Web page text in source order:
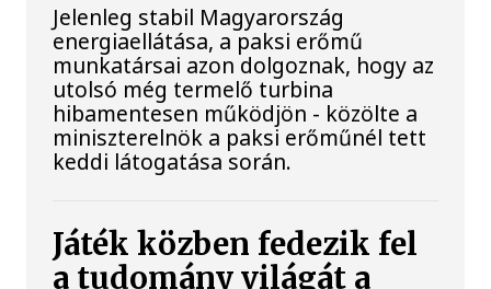
Jelenleg stabil Magyarország
energiaellátása, a paksi erőmű
munkatársai azon dolgoznak, hogy az
utolsó még termelő turbina
hibamentesen működjön - közölte a
miniszterelnök a paksi erőműnél tett
keddi látogatása során.
Játék közben fedezik fel
a tudomány világát a